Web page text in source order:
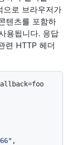
으로 브라우저가
텐츠를 포함하
용됩니다. 응답
련 HTTP 헤더
,